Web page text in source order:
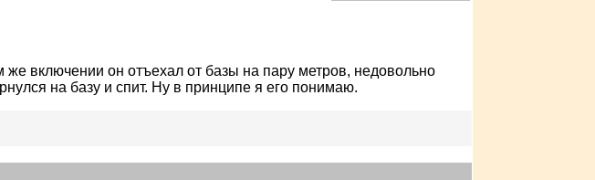
включении он отъехал от базы на пару метров, недовольно
на базу и спит. Ну в принципе я его понимаю.